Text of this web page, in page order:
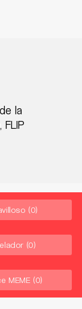
la
(0)
(0)
MEME (0)